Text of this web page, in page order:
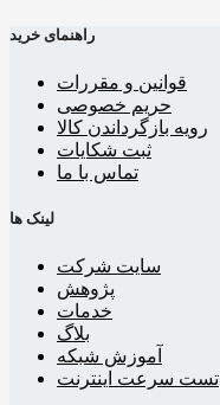
راهنمای خرید
قوانین و مقررات
حریم خصوصی
رویه بازگرداندن کالا
ثبت شکایات
تماس با ما
لینک ها
سایت شرکت
پژوهش
خدمات
بلاگ
آموزش شبکه
تست سرعت اینترنت